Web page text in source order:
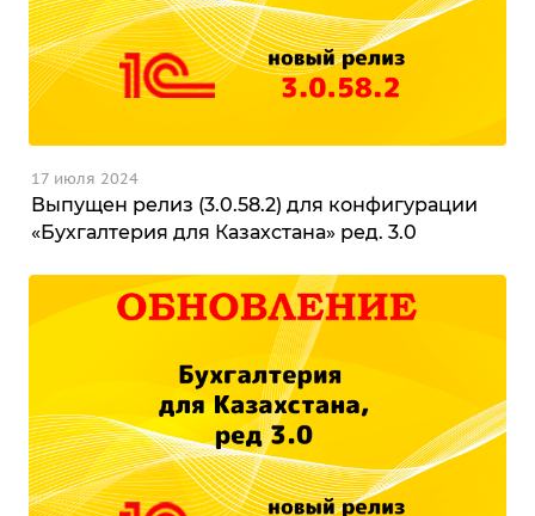
Выпущен релиз (3.0.58.2) для конфигурации
«Бухгалтерия для Казахстана» ред. 3.0
17 июля 2024